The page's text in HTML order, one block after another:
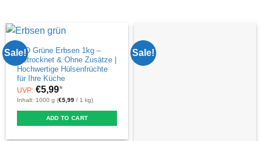
Sale!BIO Grüne Erbsen 1kg –
Getrocknet & Ohne Zusätze |
Hochwertige Hülsenfrüchte
für Ihre Küche
UVP: €5,99*
Inhalt: 1000 g (€5,99 / 1 kg)
ADD TO CART
Sale!